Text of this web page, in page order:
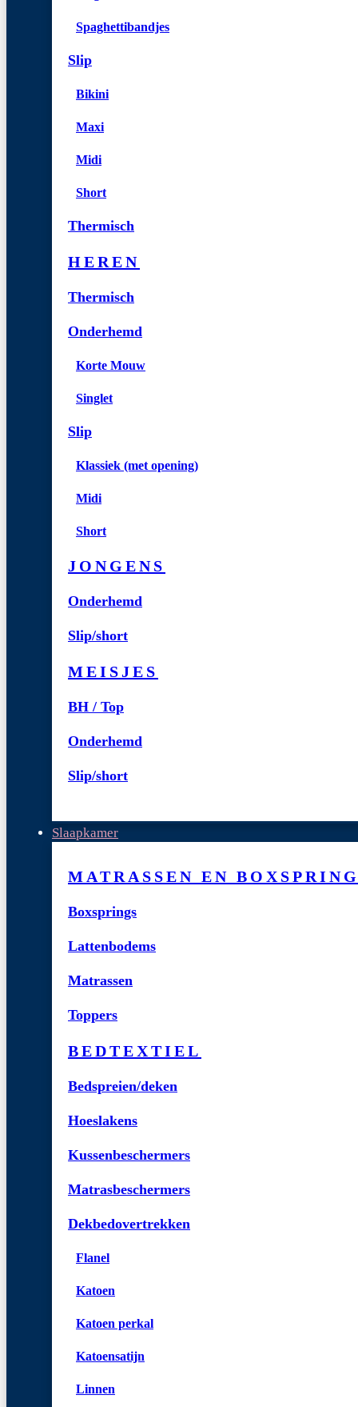
Spaghettibandjes
Slip
Bikini
Maxi
Midi
Short
Thermisch
HEREN
Thermisch
Onderhemd
Korte Mouw
Singlet
Slip
Klassiek (met opening)
Midi
Short
JONGENS
Onderhemd
Slip/short
MEISJES
BH / Top
Onderhemd
Slip/short
Slaapkamer
MATRASSEN EN
Boxsprings
Lattenbodems
Matrassen
Toppers
BEDTEXTIEL
Bedspreien/deken
Hoeslakens
Kussenbeschermers
Matrasbeschermers
Dekbedovertrekken
Flanel
Katoen
Katoen perkal
Katoensatijn
Linnen